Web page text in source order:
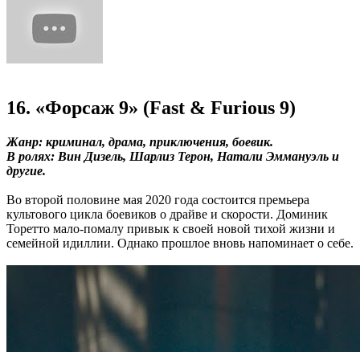
16. «Форсаж 9» (Fast & Furious 9)
Жанр: криминал, драма, приключения, боевик.
В ролях: Вин Дизель, Шарлиз Терон, Натали Эммануэль и
другие.
Во второй половине мая 2020 года состоится премьера
культового цикла боевиков о драйве и скорости. Доминик
Торетто мало-помалу привык к своей новой тихой жизни и
семейной идиллии. Однако прошлое вновь напоминает о себе.